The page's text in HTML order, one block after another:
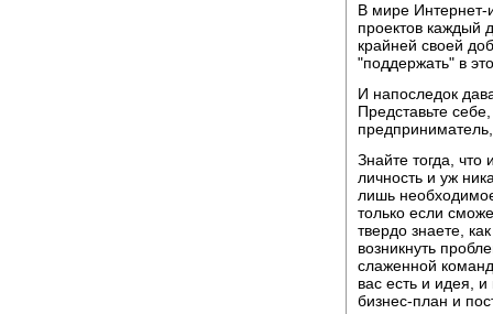
В мире Интернет-
проектов каждый
крайней своей
"поддержать" в
И напоследок
Представьте
Знайте тогда, что
личность и уж
лишь
только если
твердо знаете,
возникнуть
слаженной
вас есть и идея,
бизнес-план и